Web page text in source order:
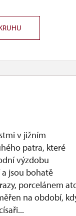
v jižním
patra, které
výzdobu
jsou bohatě
porcelánem
na období,